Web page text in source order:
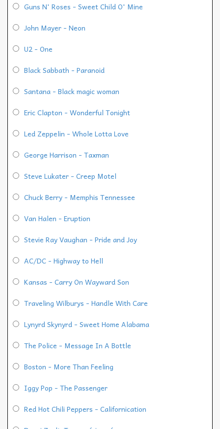
Guns N' Roses - Sweet Child O' Mine
John Mayer - Neon
U2 - One
Black Sabbath - Paranoid
Santana - Black magic woman
Eric Clapton - Wonderful Tonight
Led Zeppelin - Whole Lotta Love
George Harrison - Taxman
Steve Lukater - Creep Motel
Chuck Berry - Memphis Tennessee
Van Halen - Eruption
Stevie Ray Vaughan - Pride and Joy
AC/DC - Highway to Hell
Kansas - Carry On Wayward Son
Traveling Wilburys - Handle With Care
Lynyrd Skynyrd - Sweet Home Alabama
The Police - Message In A Bottle
Boston - More Than Feeling
Iggy Pop - The Passenger
Red Hot Chili Peppers - Californication